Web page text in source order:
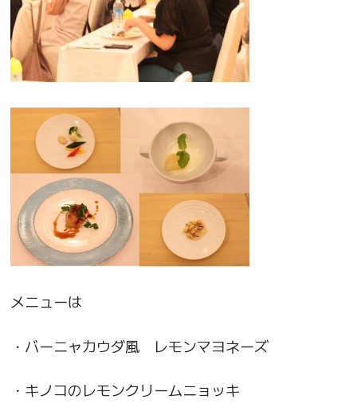
メニューは
・バーニャカウダ風 レモンマヨネーズ
・キノコのレモンクリームニョッキ